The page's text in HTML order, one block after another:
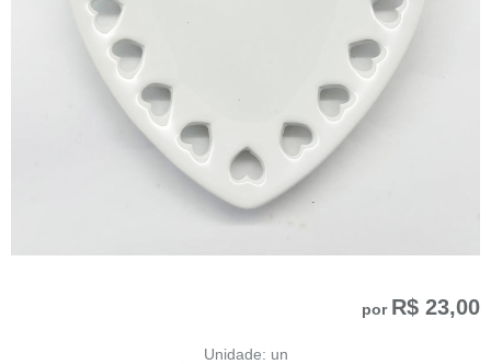
por R$ 23,00
Unidade: un